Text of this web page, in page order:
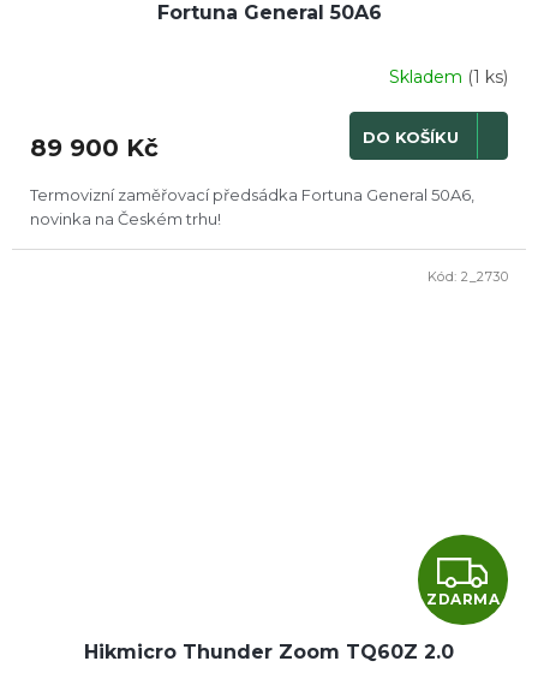
Fortuna General 50A6
Skladem (1 ks)
89 900 Kč DO KOŠÍKU
Termovizní zaměřovací předsádka Fortuna General 50A6,
novinka na Českém trhu!
Z
D
ZDARMA
Hikmicro Thunder Zoom TQ60Z 2.0
Kód: 2_2730